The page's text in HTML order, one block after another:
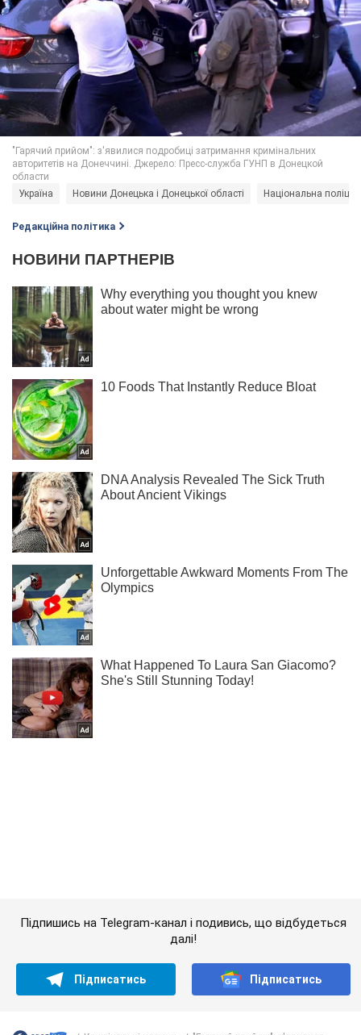
Україна Новини Донецька і Донецької області Національна поліція
Редакційна політика
Важливе